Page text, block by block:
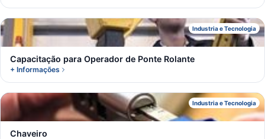
Industria e Tecnologia
C
Capacitação para Operador de Ponte Rolante
+ Informações
Industria e Tecnologia
C
Chaveiro